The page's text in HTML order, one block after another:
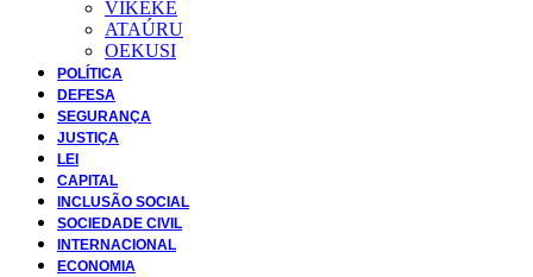
VIKEKE
ATAÚRU
OEKUSI
POLÍTICA
DEFESA
SEGURANÇA
JUSTIÇA
LEI
CAPITAL
INCLUSÃO SOCIAL
SOCIEDADE CIVIL
INTERNACIONAL
ECONOMIA